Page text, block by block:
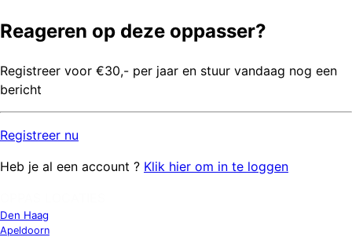
Reageren op deze oppasser?
Registreer voor €30,- per jaar en stuur vandaag nog een
bericht
Registreer nu
Heb je al een account ? Klik hier om in te loggen
Den Haag
Apeldoorn